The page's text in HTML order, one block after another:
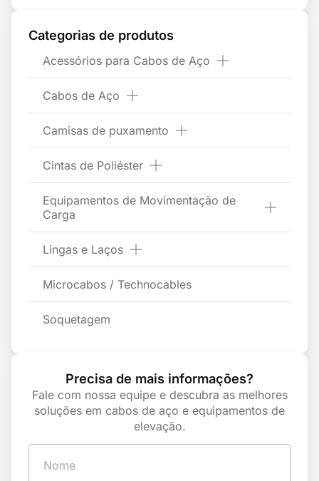
Categorias de produtos
Acessórios para Cabos de Aço
Cabos de Aço
Camisas de puxamento
Cintas de Poliéster
Equipamentos de Movimentação de
Carga
Lingas e Laços
Microcabos / Technocables
Soquetagem
Precisa de mais informações?
Fale com nossa equipe e descubra as melhores
soluções em cabos de aço e equipamentos de
elevação.